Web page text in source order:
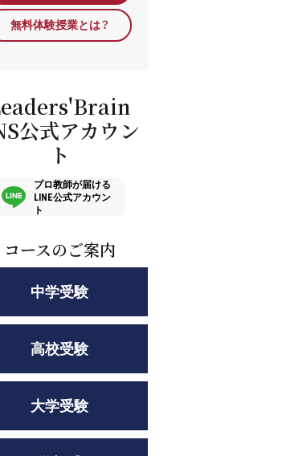
無料体験授業とは？
公式アカウン
ト
プロ教師が届ける
LINE公式アカウン
ト
コースのご案内
中学受験
高校受験
大学受験